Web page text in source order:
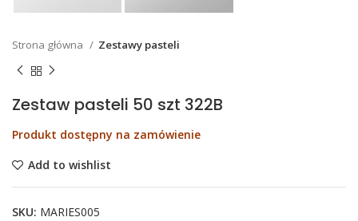
Strona główna Zestawy pasteli
Zestaw pasteli 50 szt 322B
Produkt dostępny na zamówienie
Add to wishlist
SKU: MARIES005